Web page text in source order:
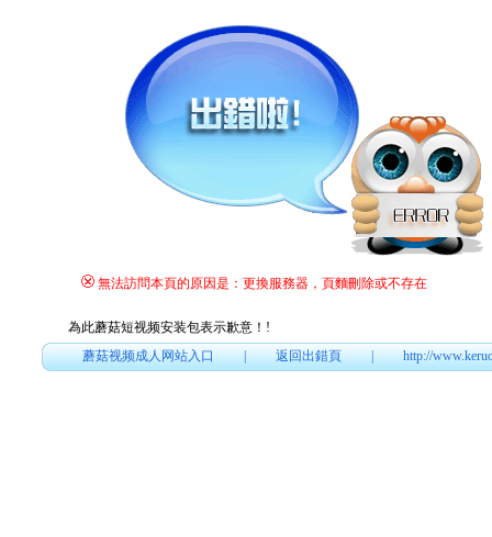
無法訪問本頁的原因是：更換服務器，頁麵刪除或不存在
為此蘑菇短视频安装包表示歉意！ !
蘑菇视频成人网站入口|返回出錯頁|http://